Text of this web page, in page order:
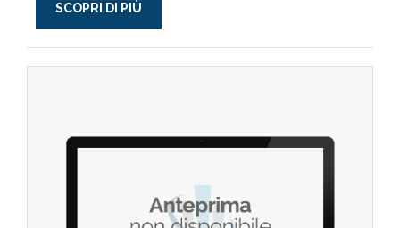
SCOPRI DI PIÙ